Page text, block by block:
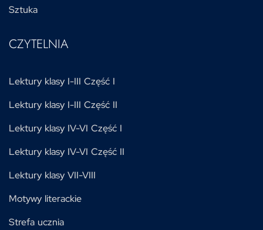
Sztuka
CZYTELNIA
Lektury klasy I-III Część I
Lektury klasy I-III Część II
Lektury klasy IV-VI Część I
Lektury klasy IV-VI Część II
Lektury klasy VII-VIII
Motywy literackie
Strefa ucznia